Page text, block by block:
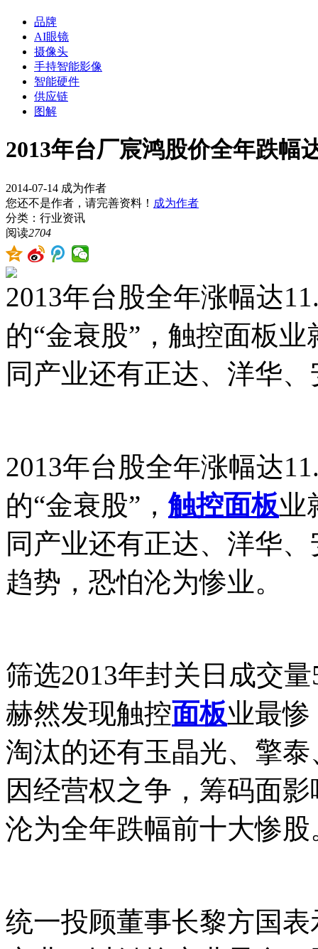
品牌
AI眼镜
摄像头
手持智能影像
智能硬件
供应链
图解
2013年台厂宸鸿股价全年跌幅
2014-07-14 成为作者
您还不是作者，请完善资料！ 成为作者
分类：行业资讯
阅读2704
2013年台股全年涨幅达
的“金衰股”，触控面板
同产业还有正达、洋华
2013年台股全年涨幅达
的“金衰股”，触控面板业
同产业还有正达、洋华
趋势，恐怕沦为惨业。
筛选2013年封关日成交
赫然发现触控面板业最
淘汰的还有玉晶光、擎
因经营权之争，筹码面
沦为全年跌幅前十大惨股
统一投顾董事长黎方国